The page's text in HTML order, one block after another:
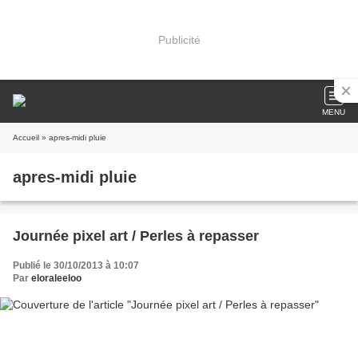
Publicité
MENU
Accueil » apres-midi pluie
apres-midi pluie
Journée pixel art / Perles à repasser
Publié le 30/10/2013 à 10:07
Par eloraleeloo